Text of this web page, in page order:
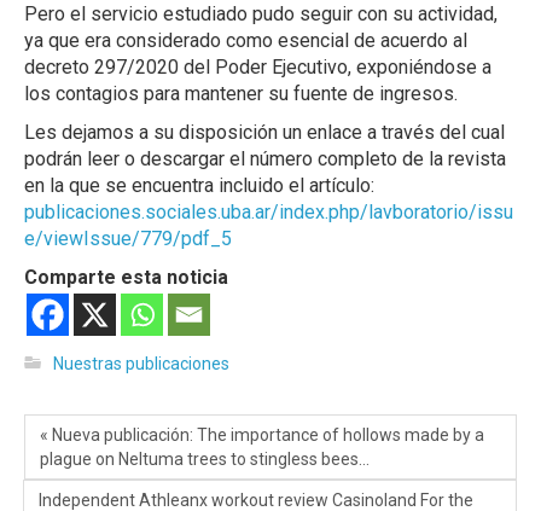
Pero el servicio estudiado pudo seguir con su actividad,
ya que era considerado como esencial de acuerdo al
decreto 297/2020 del Poder Ejecutivo, exponiéndose a
los contagios para mantener su fuente de ingresos.
Les dejamos a su disposición un enlace a través del cual
podrán leer o descargar el número completo de la revista
en la que se encuentra incluido el artículo:
publicaciones.sociales.uba.ar/index.php/lavboratorio/issu
e/viewIssue/779/pdf_5
Comparte esta noticia
Nuestras publicaciones
« Nueva publicación: The importance of hollows made by a
plague on Neltuma trees to stingless bees…
Independent Athleanx workout review Casinoland For the